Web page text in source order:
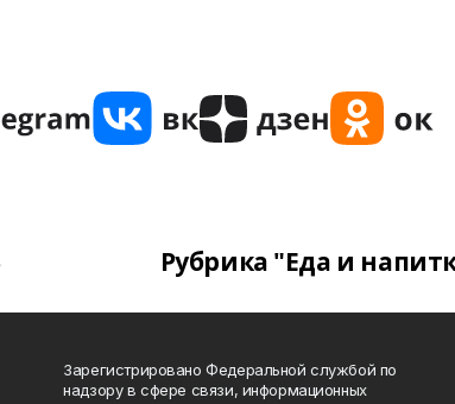
Рубрика "Еда и
Зарегистрировано Федеральной службой по
надзору в сфере связи, информационных